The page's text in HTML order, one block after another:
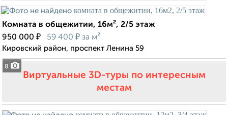
8
Комната в общежитии, 16м², 2/5 этаж
950 000 ₽ 59 400 ₽ за м²
Кировский район, проспект Ленина 59
Виртуальные 3D-туры по интересным
местам